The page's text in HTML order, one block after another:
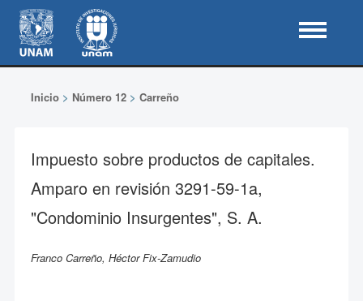
Inicio> Número 12> Carreño
Impuesto sobre productos de capitales.
Amparo en revisión 3291-59-1a,
"Condominio Insurgentes", S. A.
Franco Carreño, Héctor Fix-Zamudio